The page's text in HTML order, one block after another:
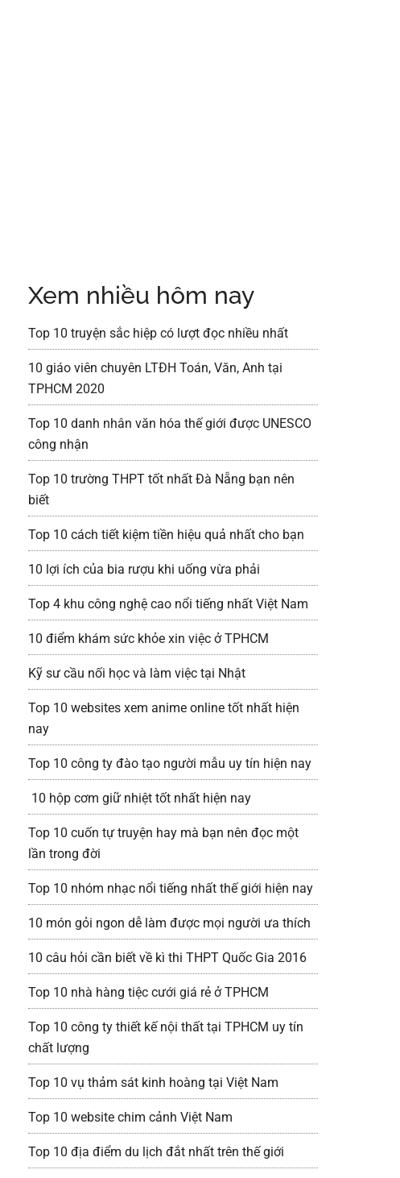
Xem nhiều hôm nay
Top 10 truyện sắc hiệp có lượt đọc nhiều nhất
10 giáo viên chuyên LTĐH Toán, Văn, Anh tại
TPHCM 2020
Top 10 danh nhân văn hóa thế giới được UNESCO
công nhận
Top 10 trường THPT tốt nhất Đà Nẵng bạn nên
biết
Top 10 cách tiết kiệm tiền hiệu quả nhất cho bạn
10 lợi ích của bia rượu khi uống vừa phải
Top 4 khu công nghệ cao nổi tiếng nhất Việt Nam
10 điểm khám sức khỏe xin việc ở TPHCM
Kỹ sư cầu nối học và làm việc tại Nhật
Top 10 websites xem anime online tốt nhất hiện
nay
Top 10 công ty đào tạo người mẫu uy tín hiện nay
10 hộp cơm giữ nhiệt tốt nhất hiện nay
Top 10 cuốn tự truyện hay mà bạn nên đọc một
lần trong đời
Top 10 nhóm nhạc nổi tiếng nhất thế giới hiện nay
10 món gỏi ngon dễ làm được mọi người ưa thích
10 câu hỏi cần biết về kì thi THPT Quốc Gia 2016
Top 10 nhà hàng tiệc cưới giá rẻ ở TPHCM
Top 10 công ty thiết kế nội thất tại TPHCM uy tín
chất lượng
Top 10 vụ thảm sát kinh hoàng tại Việt Nam
Top 10 website chim cảnh Việt Nam
Top 10 địa điểm du lịch đắt nhất trên thế giới